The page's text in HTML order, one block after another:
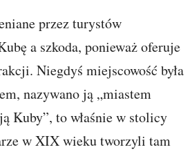
przez turystów
a szkoda, ponieważ oferuje
Niegdyś miejscowość była
nazywano ją „miastem
Kuby”, to właśnie w stolicy
w XIX wieku tworzyli tam